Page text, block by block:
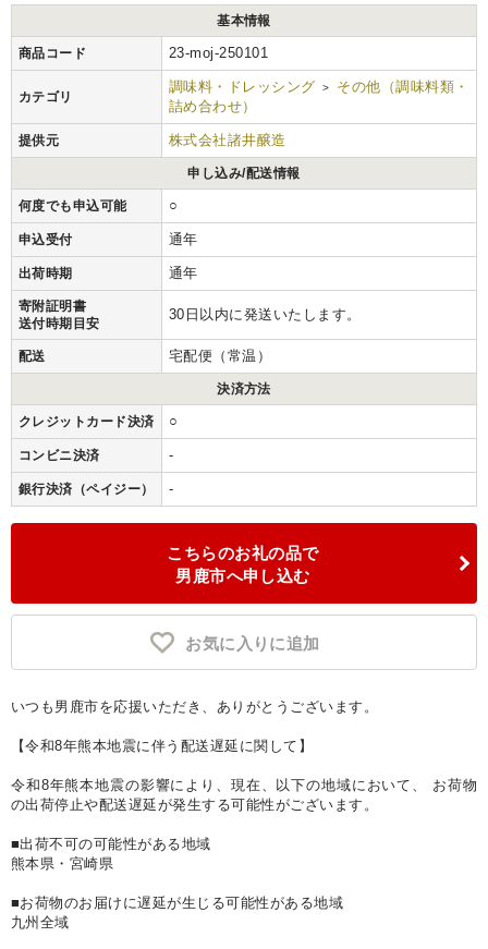
基本情報
商品コード 23-moj-250101
カテゴリ
調味料・ドレッシング >
その他（調味料類・
詰め合わせ）
提供元 株式会社諸井醸造
申し込み/配送情報
何度でも申込可能 ○
申込受付 通年
出荷時期 通年
寄附証明書
送付時期目安
30日以内に発送いたします。
配送 宅配便（常温）
決済方法
クレジットカード決済 ○
コンビニ決済 -
銀行決済（ペイジー） -
こちらのお礼の品で
男鹿市へ申し込む
お気に入りに追加
いつも男鹿市を応援いただき、ありがとうございます。
【令和8年熊本地震に伴う配送遅延に関して】
令和8年熊本地震の影響により、現在、以下の地域において、 お荷物
の出荷停止や配送遅延が発生する可能性がございます。
■出荷不可の可能性がある地域
熊本県・宮崎県
■お荷物のお届けに遅延が生じる可能性がある地域
九州全域